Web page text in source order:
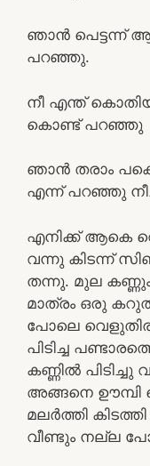
ഞാൻ പെട്ടന്ന്
പറഞ്ഞു.
നീ എന്ത്
കൊണ്ട് പറഞ്ഞു
ഞാൻ തരാം
എന്ന് പറഞ്ഞു
എനിക്ക് ആകെ
വന്നു കിടന്ന്
തന്നു. മുല
മാത്രം ഒരു
പോലെ
പിടിച്ച
കണ്ണിൽ പിടിച്ചു
അങ്ങനെ ഊമ്പി
മലർത്തി
വീണ്ടും നല്ല